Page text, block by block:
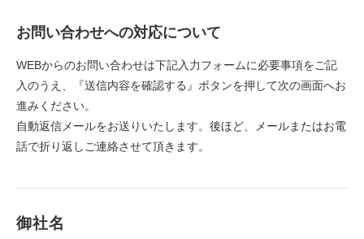
お問い合わせへの対応について
WEBからのお問い合わせは下記入力フォームに必要事項をご記
入のうえ、『送信内容を確認する』ボタンを押して次の画面へお
進みください。
自動返信メールをお送りいたします。後ほど、メールまたはお電
話で折り返しご連絡させて頂きます。
御社名